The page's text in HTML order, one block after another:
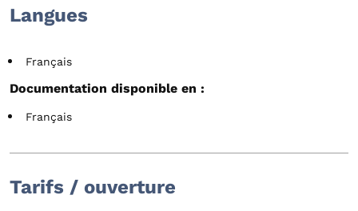
Langues
Français
Documentation disponible en :
Français
Tarifs / ouverture